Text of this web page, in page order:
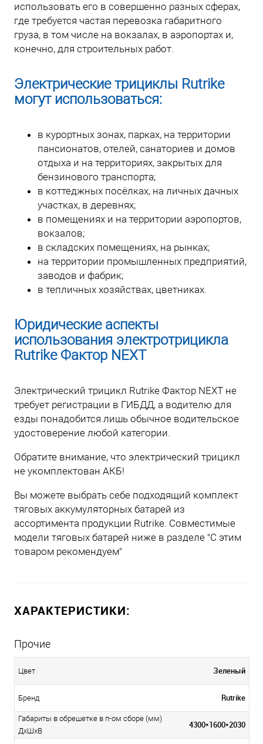
использовать его в совершенно разных сферах,
где требуется частая перевозка габаритного
груза, в том числе на вокзалах, в аэропортах и,
конечно, для строительных работ.
Электрические трициклы Rutrike
могут использоваться:
в курортных зонах, парках, на территории
пансионатов, отелей, санаториев и домов
отдыха и на территориях, закрытых для
бензинового транспорта;
в коттеджных посёлках, на личных дачных
участках, в деревнях;
в помещениях и на территории аэропортов,
вокзалов;
в складских помещениях, на рынках;
на территории промышленных предприятий,
заводов и фабрик;
в тепличных хозяйствах, цветниках.
Юридические аспекты
использования электротрицикла
Rutrike Фактор NEXT
Электрический трицикл Rutrike Фактор NEXT не
требует регистрации в ГИБДД, а водителю для
езды понадобится лишь обычное водительское
удостоверение любой категории.
Обратите внимание, что электрический трицикл
не укомплектован АКБ!
Вы можете выбрать себе подходящий комплект
тяговых аккумуляторных батарей из
ассортимента продукции Rutrike. Совместимые
модели тяговых батарей ниже в разделе "С этим
товаром рекомендуем"
ХАРАКТЕРИСТИКИ:
Прочие
Цвет Зеленый
Бренд Rutrike
Габариты в обрешетке в п-ом сборе (мм)
ДxШxВ
4300*1600*2030